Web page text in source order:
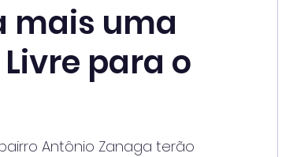
mais uma
para o
Antônio Zanaga terão